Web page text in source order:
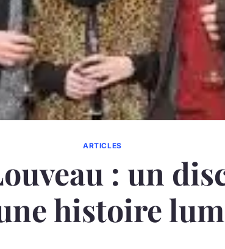
ARTICLES
: un
histoire